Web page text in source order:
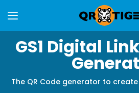
GS1 Digital
The QR Code generator to